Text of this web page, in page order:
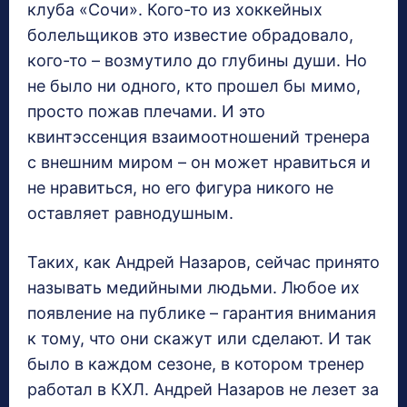
клуба «Сочи». Кого-то из хоккейных
болельщиков это известие обрадовало,
кого-то – возмутило до глубины души. Но
не было ни одного, кто прошел бы мимо,
просто пожав плечами. И это
квинтэссенция взаимоотношений тренера
с внешним миром – он может нравиться и
не нравиться, но его фигура никого не
оставляет равнодушным.
Таких, как Андрей Назаров, сейчас принято
называть медийными людьми. Любое их
появление на публике – гарантия внимания
к тому, что они скажут или сделают. И так
было в каждом сезоне, в котором тренер
работал в КХЛ. Андрей Назаров не лезет за